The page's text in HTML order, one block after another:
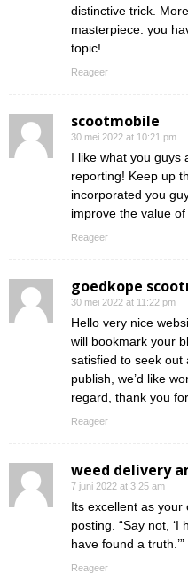
distinctive trick.
masterpiece. you
topic!
Reageer
scootmobile
30 mei 2022 at 10:21 pm
I like what you guys
reporting! Keep up
incorporated you
improve the value
Reageer
goedkope
30 mei 2022 at 11:22 pm
Hello very nice
will bookmark your
satisfied to seek out
publish, we’d like
regard, thank you
Reageer
weed delivery
7 juni 2022 at 3:25 am
Its excellent as
posting. “Say not, ‘I
have found a
Reageer